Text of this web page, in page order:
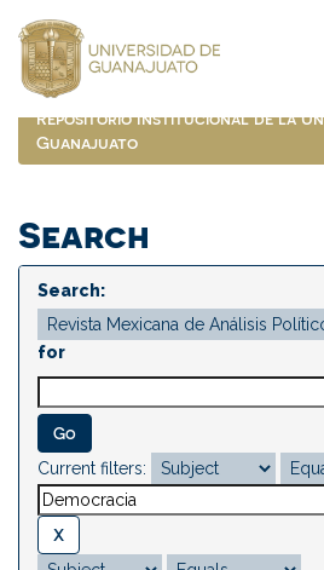
navigation
Repositorio Institucional de la
Guanajuato
Search
Search:
for
Current filters: